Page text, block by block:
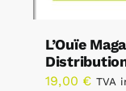
L’Ouïe
19,00 € TVA